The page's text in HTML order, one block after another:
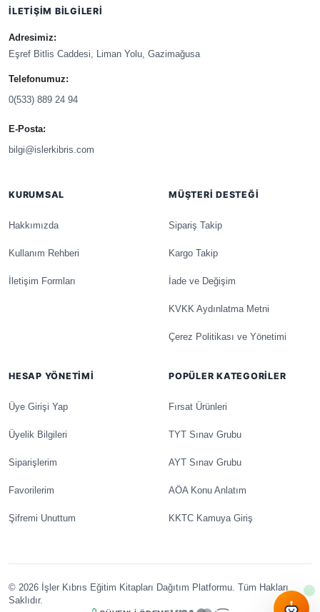
İLETIŞIM BILGILERI
Adresimiz:
Eşref Bitlis Caddesi, Liman Yolu, Gazimağusa
Telefonumuz:
0(533) 889 24 94
E-Posta:
bilgi@islerkibris.com
KURUMSAL
Hakkımızda
Kullanım Rehberi
İletişim Formları
MÜŞTERI DESTEĞI
Sipariş Takip
Kargo Takip
İade ve Değişim
KVKK Aydınlatma Metni
Çerez Politikası ve Yönetimi
HESAP YÖNETIMI
Üye Girişi Yap
Üyelik Bilgileri
Siparişlerim
Favorilerim
Şifremi Unuttum
POPÜLER KATEGORILER
Fırsat Ürünleri
TYT Sınav Grubu
AYT Sınav Grubu
AÖA Konu Anlatım
KKTC Kamuya Giriş
© 2026 İşler Kıbrıs Eğitim Kitapları Dağıtım Platformu. Tüm Hakları
Saklıdır.